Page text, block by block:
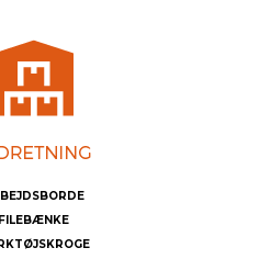
FILEBÆNKE